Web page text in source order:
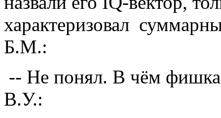
характеризовал
Б.М.:
-- Не понял. В чём
В.У.: